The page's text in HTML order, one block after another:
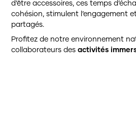
Agence de
Agence d’événementiel
d’être accessoires, ces temps
cohésion, stimulent l’engagement
partagés.
Profitez de notre environnement
collaborateurs desactivités